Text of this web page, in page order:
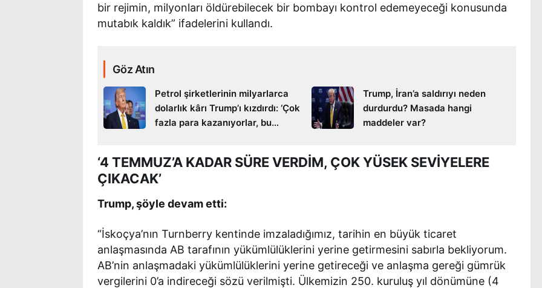
bir rejimin, milyonları öldürebilecek bir bombayı kontrol edemeyeceği konusunda
mutabık kaldık” ifadelerini kullandı.
Göz Atın
Petrol şirketlerinin milyarlarca
dolarlık kârı Trump’ı kızdırdı: ‘Çok
fazla para kazanıyorlar, bu
Trump, İran’a saldırıyı neden
durdurdu? Masada hangi
maddeler var?
‘4 TEMMUZ’A KADAR SÜRE VERDİM, ÇOK YÜSEK SEVİYELERE
ÇIKACAK’
Trump, şöyle devam etti:
“İskoçya’nın Turnberry kentinde imzaladığımız, tarihin en büyük ticaret
anlaşmasında AB tarafının yükümlülüklerini yerine getirmesini sabırla bekliyorum.
AB’nin anlaşmadaki yükümlülüklerini yerine getireceği ve anlaşma gereği gümrük
vergilerini 0’a indireceği sözü verilmişti. Ülkemizin 250. kuruluş yıl dönümüne (4